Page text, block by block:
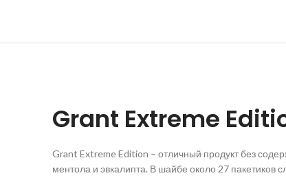
Grant Extreme
Grant Extreme Edition – отличный продукт без
ментола и эвкалипта. В шайбе около 27 пакетиков